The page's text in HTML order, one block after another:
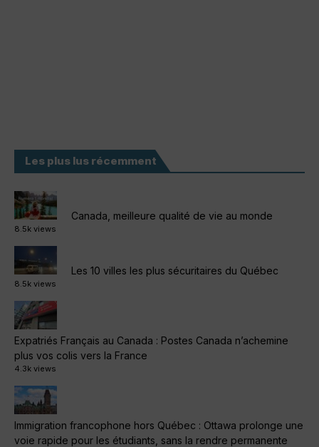
Les plus lus récemment
Canada, meilleure qualité de vie au monde
8.5k views
Les 10 villes les plus sécuritaires du Québec
8.5k views
Expatriés Français au Canada : Postes Canada n’achemine
plus vos colis vers la France
4.3k views
Immigration francophone hors Québec : Ottawa prolonge une
voie rapide pour les étudiants, sans la rendre permanente